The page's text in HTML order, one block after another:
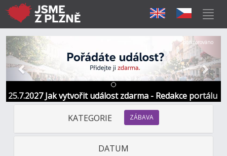
25.7.2027 Jak vytvořit událost zdarma - Redakce portálu
Předchozí Další
Sponzorováno
KATEGORIE ZÁBAVA
DATUM